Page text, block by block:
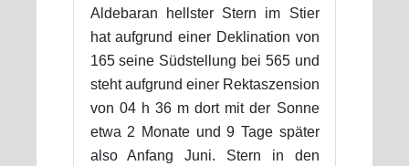
Aldebaran hellster Stern im Stier
hat aufgrund einer Deklination von
165 seine Südstellung bei 565 und
steht aufgrund einer Rektaszension
von 04 h 36 m dort mit der Sonne
etwa 2 Monate und 9 Tage später
also Anfang Juni. Stern in den